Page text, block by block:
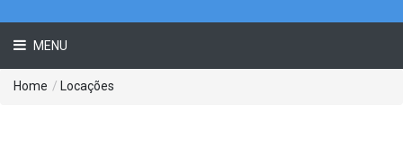
MENU
Home / Locações